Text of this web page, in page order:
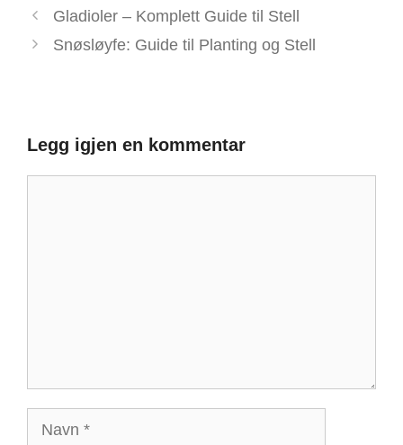
Gladioler – Komplett Guide til Stell
Snøsløyfe: Guide til Planting og Stell
Legg igjen en kommentar
Navn